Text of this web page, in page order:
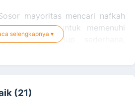
mayoritas mencari nafkah
buruh sawit untuk memenuhi
Meski hidup sederhana,
yang tidak layak membuat
merupakan pusat kegiatan
yang sangat penting bagi
selengkapnya ▾
(21)